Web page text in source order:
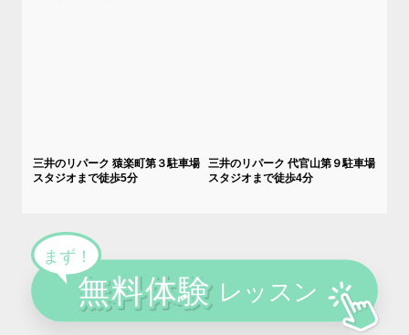
三井のリパーク 猿楽町第３駐車場
スタジオまで徒歩5分
三井のリパーク 代官山第９駐車場
スタジオまで徒歩4分